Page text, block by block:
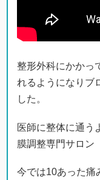
整形外科にかかっ
れるようになりブ
した。
医師に整体に通う
膜調整専門サロン
今では10あった痛